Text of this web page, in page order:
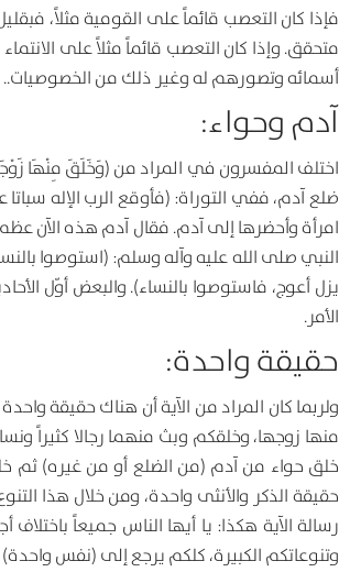
فإذا كان التعصب قائماً على القومية مثلاً،
متحقق. وإذا كان التعصب قائماً مثلاً على
أسمائه وتصورهم له وغير ذلك من الخصوصيات..
آدم وحواء:
اختلف المفسرون في المراد من (وَخَلَقَ مِنْهَا
ضلع آدم، ففي التوراة: (فأوقع الرب الإله
امرأة وأحضرها إلى آدم. فقال آدم هذه
النبي صلى الله عليه وآله وسلم: (استوصوا
يزل أعوج، فاستوصوا بالنساء). والبعض أوّل
الأمر.
حقيقة واحدة:
ولربما كان المراد من الآية أن هناك حقيقة
منها زوجها، وخلقكم وبث منهما رجالا كثيراً
خلق حواء من آدم (من الضلع أو من غيره) ثم
حقيقة الذكر والأنثى واحدة، ومن خلال هذا
رسالة الآية هكذا: يا أيها الناس جميعاً
وتنوعاتكم الكبيرة، كلكم يرجع إلى (نفس